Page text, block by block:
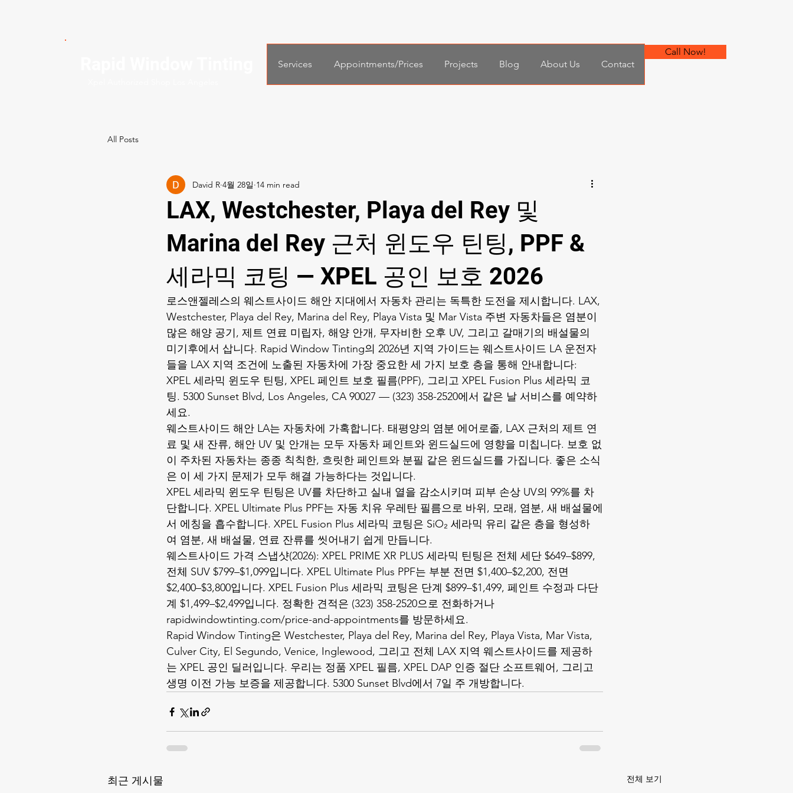
Services Appointments/Prices Projects Blog About Us Contact
Call Now!
All Posts
LAX, Westchester, Playa del Rey 및
Marina del Rey 근처 윈도우 틴팅, PPF &
세라믹 코팅 — XPEL 공인 보호 2026
David R 4월 28일
로스앤젤레스의 웨스트사이드 해안 지대에서 자동차 관리는 독특한 도전을 제시합니다. LAX,
Westchester, Playa del Rey, Marina del Rey, Playa Vista 및 Mar Vista 주변 자동차들은 염분이
많은 해양 공기, 제트 연료 미립자, 해양 안개, 무자비한 오후 UV, 그리고 갈매기의 배설물의
미기후에서 삽니다. Rapid Window Tinting의 2026년 지역 가이드는 웨스트사이드 LA 운전자
들을 LAX 지역 조건에 노출된 자동차에 가장 중요한 세 가지 보호 층을 통해 안내합니다:
XPEL 세라믹 윈도우 틴팅, XPEL 페인트 보호 필름(PPF), 그리고 XPEL Fusion Plus 세라믹 코
팅. 5300 Sunset Blvd, Los Angeles, CA 90027 — (323) 358-2520에서 같은 날 서비스를 예약하
세요.
웨스트사이드 해안 LA는 자동차에 가혹합니다. 태평양의 염분 에어로졸, LAX 근처의 제트 연
료 및 새 잔류, 해안 UV 및 안개는 모두 자동차 페인트와 윈드실드에 영향을 미칩니다. 보호 없
이 주차된 자동차는 종종 칙칙한, 흐릿한 페인트와 분필 같은 윈드실드를 가집니다. 좋은 소식
은 이 세 가지 문제가 모두 해결 가능하다는 것입니다.
XPEL 세라믹 윈도우 틴팅은 UV를 차단하고 실내 열을 감소시키며 피부 손상 UV의 99%를 차
단합니다. XPEL Ultimate Plus PPF는 자동 치유 우레탄 필름으로 바위, 모래, 염분, 새 배설물에
서 에칭을 흡수합니다. XPEL Fusion Plus 세라믹 코팅은 SiO₂ 세라믹 유리 같은 층을 형성하
여 염분, 새 배설물, 연료 잔류를 씻어내기 쉽게 만듭니다.
웨스트사이드 가격 스냅샷(2026): XPEL PRIME XR PLUS 세라믹 틴팅은 전체 세단 $649–$899,
전체 SUV $799–$1,099입니다. XPEL Ultimate Plus PPF는 부분 전면 $1,400–$2,200, 전면
$2,400–$3,800입니다. XPEL Fusion Plus 세라믹 코팅은 단계 $899–$1,499, 페인트 수정과 다단
계 $1,499–$2,499입니다. 정확한 견적은 (323) 358-2520으로 전화하거나
rapidwindowtinting.com/price-and-appointments를 방문하세요.
Rapid Window Tinting은 Westchester, Playa del Rey, Marina del Rey, Playa Vista, Mar Vista,
Culver City, El Segundo, Venice, Inglewood, 그리고 전체 LAX 지역 웨스트사이드를 제공하
는 XPEL 공인 딜러입니다. 우리는 정품 XPEL 필름, XPEL DAP 인증 절단 소프트웨어, 그리고
생명 이전 가능 보증을 제공합니다. 5300 Sunset Blvd에서 7일 주 개방합니다.
최근 게시물 전체 보기